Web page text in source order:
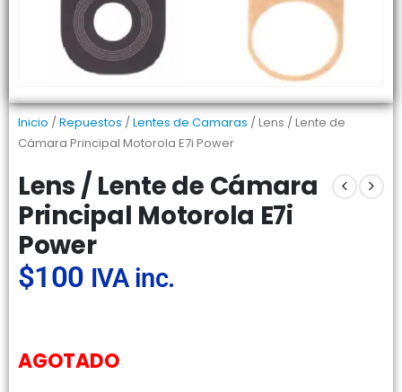
Inicio /Repuestos /Lentes de Camaras / Lens / Lente de
Cámara Principal Motorola E7i Power
Lens / Lente de Cámara
Principal Motorola E7i
Power
$100 IVA inc.
AGOTADO